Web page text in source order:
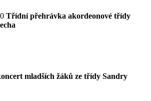
Třídní přehrávka akordeonové třídy
mladších žáků ze třídy Sandry